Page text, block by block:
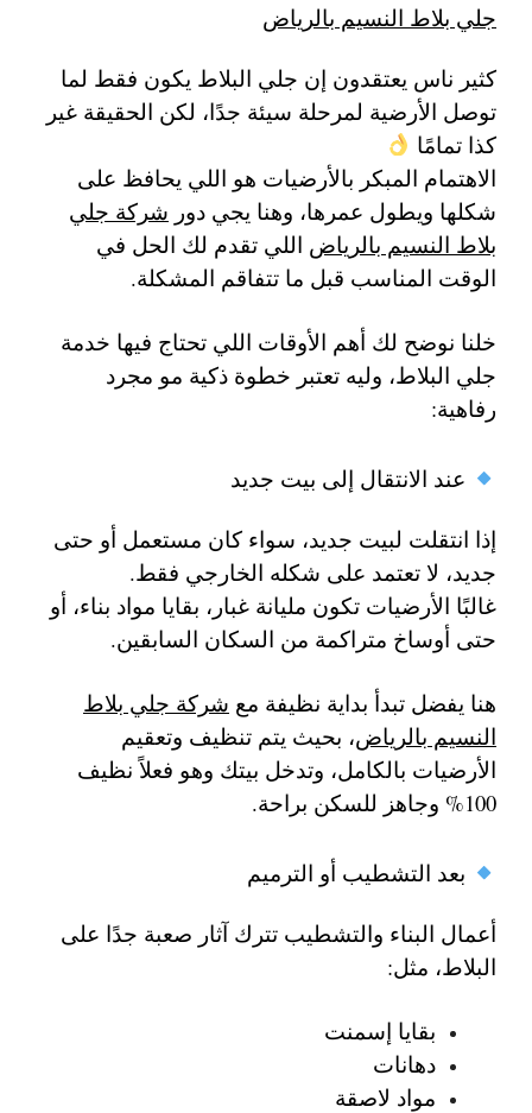
جلي بلاط النسيم بالرياض
كثير ناس يعتقدون إن جلي البلاط يكون فقط لما
توصل الأرضية لمرحلة سيئة جدًا، لكن الحقيقة غير
كذا تمامًا
الاهتمام المبكر بالأرضيات هو اللي يحافظ على
شكلها ويطول عمرها، وهنا يجي دور شركة جلي
بلاط النسيم بالرياض اللي تقدم لك الحل في
الوقت المناسب قبل ما تتفاقم المشكلة.
خلنا نوضح لك أهم الأوقات اللي تحتاج فيها خدمة
جلي البلاط، وليه تعتبر خطوة ذكية مو مجرد
رفاهية:
عند الانتقال إلى بيت جديد
إذا انتقلت لبيت جديد، سواء كان مستعمل أو حتى
جديد، لا تعتمد على شكله الخارجي فقط.
غالبًا الأرضيات تكون مليانة غبار، بقايا مواد بناء، أو
حتى أوساخ متراكمة من السكان السابقين.
هنا يفضل تبدأ بداية نظيفة مع شركة جلي بلاط
النسيم بالرياض، بحيث يتم تنظيف وتعقيم
الأرضيات بالكامل، وتدخل بيتك وهو فعلاً نظيف
100% وجاهز للسكن براحة.
بعد التشطيب أو الترميم
أعمال البناء والتشطيب تترك آثار صعبة جدًا على
البلاط، مثل:
بقايا إسمنت
دهانات
مواد لاصقة